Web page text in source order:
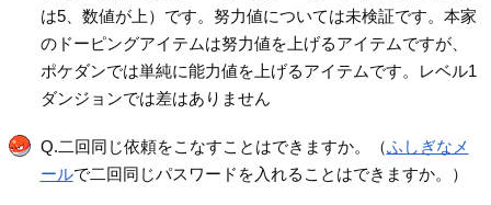
は5、数値が上）です。努力値については未検証です。本家
のドーピングアイテムは努力値を上げるアイテムですが、
ポケダンでは単純に能力値を上げるアイテムです。レベル1
ダンジョンでは差はありません
Q.二回同じ依頼をこなすことはできますか。（ふしぎなメ
ールで二回同じパスワードを入れることはできますか。）